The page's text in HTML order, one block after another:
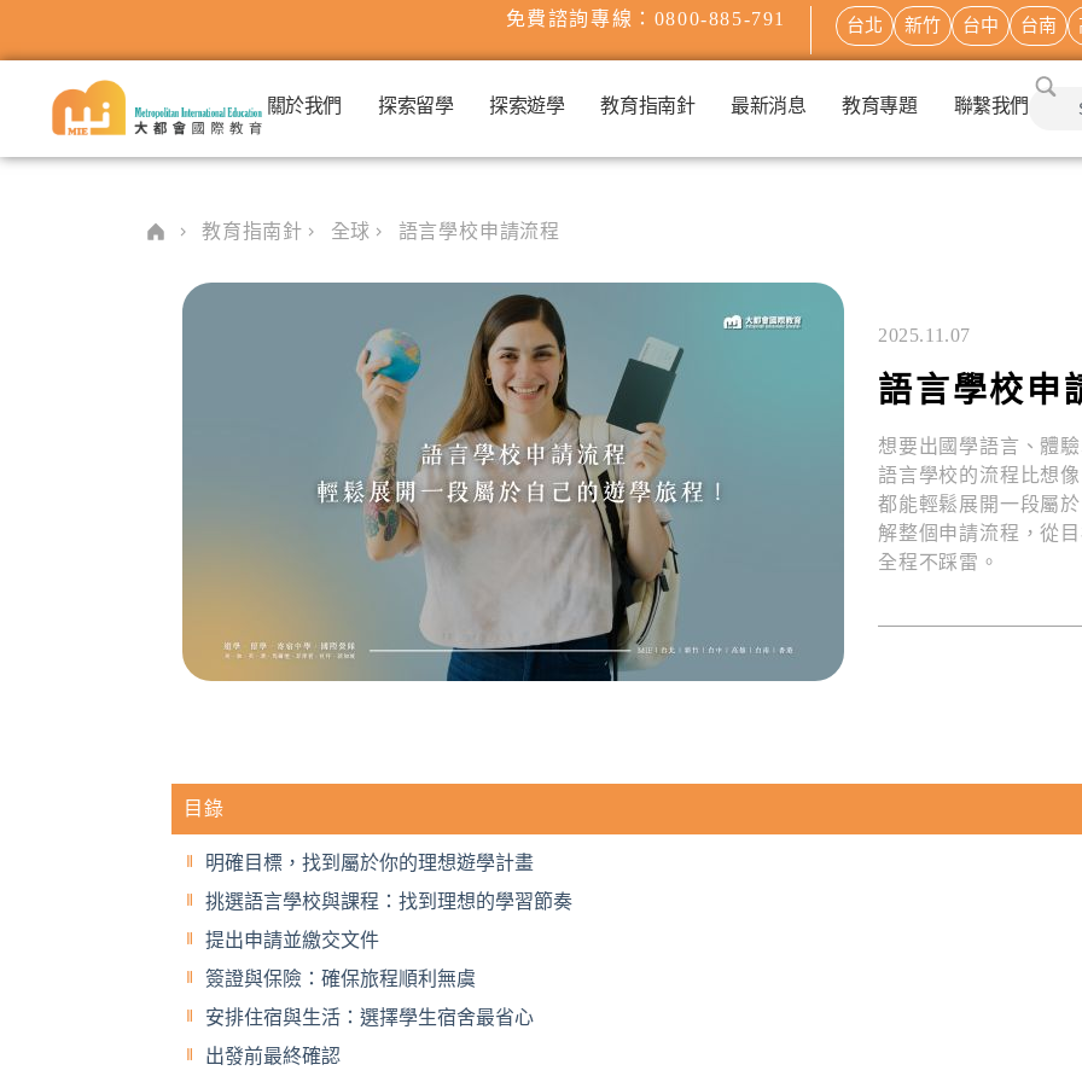
免費諮詢專線：0800-885-791 台北 新竹 台中 台南
關於我們 探索留學 探索遊學 教育指南針 最新消息 教育專題 聯繫我們
教育指南針 全球 語言學校申請流程
2025.11.07
語言學校申
想要出國學語言、體
語言學校的流程比想
都能輕鬆展開一段屬
解整個申請流程，從
全程不踩雷。
目錄
明確目標，找到屬於你的理想遊學計畫
挑選語言學校與課程：找到理想的學習節奏
提出申請並繳交文件
簽證與保險：確保旅程順利無虞
安排住宿與生活：選擇學生宿舍最省心
出發前最終確認